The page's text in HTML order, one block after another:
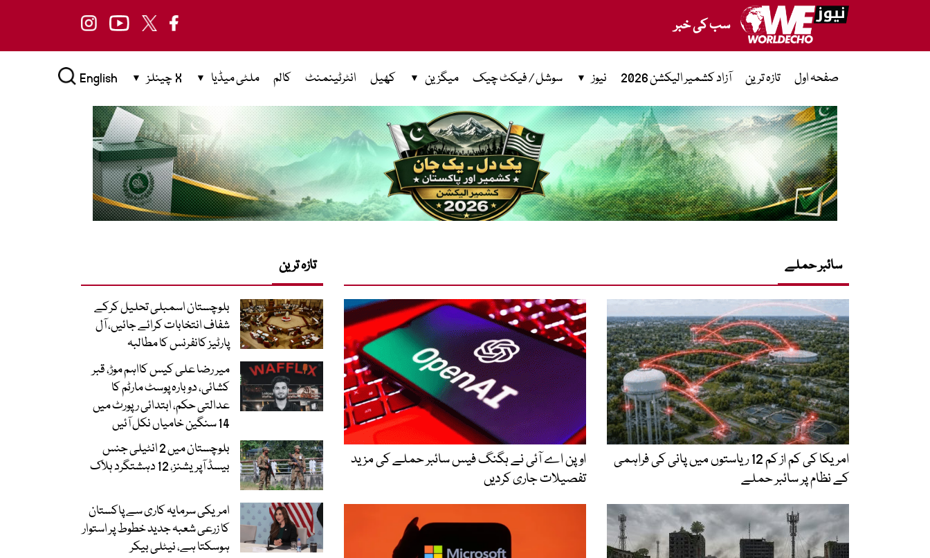
سب کی خبر
صفحہ اول تازہ ترین آزاد کشمیر الیکشن 2026 نیوز سوشل / فیکٹ چیک میگزین کھیل انٹرٹینمنٹ کالم ملٹی میڈیا X چینلز English
سائبر حملے
امریکا کی کم از کم 12 ریاستوں میں پانی کی فراہمی
کے نظام پر سائبر حملے
اوپن اے آئی نے ہگنگ فیس سائبر حملے کی مزید
تفصیلات جاری کردیں
تازہ ترین
بلوچستان اسمبلی تحلیل کرکے
شفاف انتخابات کرائے جائیں، آل
پارٹیز کانفرنس کا مطالبہ
میر رضا علی کیس کااہم موڑ، قبر
کشائی، دوبارہ پوسٹ مارٹم کا
عدالتی حکم، ابتدائی رپورٹ میں
14 سنگین خامیاں نکل آئیں
بلوچستان میں 2 انٹیلی جنس
بیسڈ آپریشنز، 12 دہشتگرد ہلاک
امریکی سرمایہ کاری سے پاکستان
کا زرعی شعبہ جدید خطوط پر استوار
ہوسکتا ہے، نیٹلی بیکر